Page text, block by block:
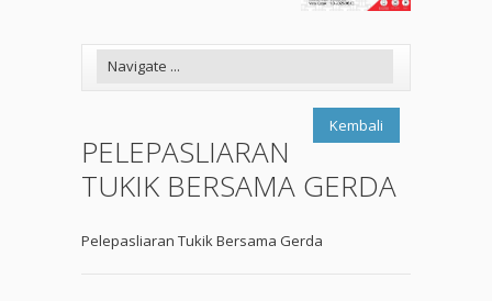
Kembali
PELEPASLIARAN
TUKIK BERSAMA GERDA
Pelepasliaran Tukik Bersama Gerda